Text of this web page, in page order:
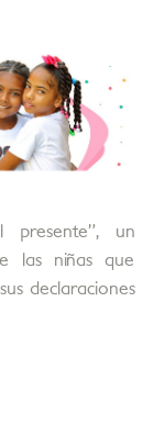
presente”, un
las niñas que
declaraciones